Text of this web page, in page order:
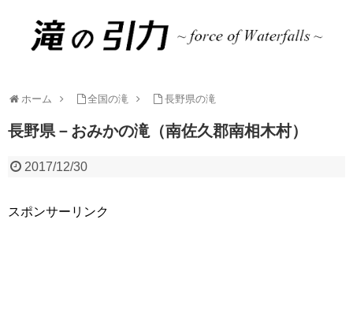
ホーム 全国の滝 長野県の滝
長野県－おみかの滝（南佐久郡南相木村）
2017/12/30
スポンサーリンク